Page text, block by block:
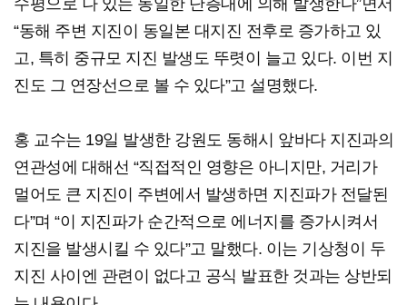
수평으로 나 있는 동일한 단층대에 의해 발생한다”면서
“동해 주변 지진이 동일본 대지진 전후로 증가하고 있
고, 특히 중규모 지진 발생도 뚜렷이 늘고 있다. 이번 지
진도 그 연장선으로 볼 수 있다”고 설명했다.
홍 교수는 19일 발생한 강원도 동해시 앞바다 지진과의
연관성에 대해선 “직접적인 영향은 아니지만, 거리가
멀어도 큰 지진이 주변에서 발생하면 지진파가 전달된
다”며 “이 지진파가 순간적으로 에너지를 증가시켜서
지진을 발생시킬 수 있다”고 말했다. 이는 기상청이 두
지진 사이엔 관련이 없다고 공식 발표한 것과는 상반되